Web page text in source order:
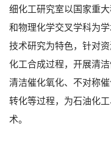
细化工研究室以国家重
和物理化学交叉学科为
技术研究为特色，针对
化工合成过程，开展清
清洁催化氧化、不对称
转化等过程，为石油化
术。